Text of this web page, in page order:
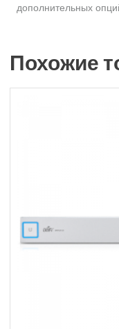
дополнительных
Похожие